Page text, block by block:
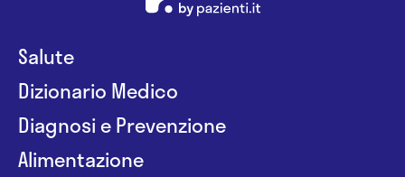
Salute
Dizionario Medico
Diagnosi e Prevenzione
Alimentazione